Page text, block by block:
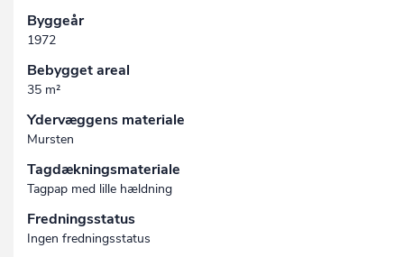
Byggeår
1972
Bebygget areal
35 m²
Ydervæggens materiale
Mursten
Tagdækningsmateriale
Tagpap med lille hældning
Fredningsstatus
Ingen fredningsstatus